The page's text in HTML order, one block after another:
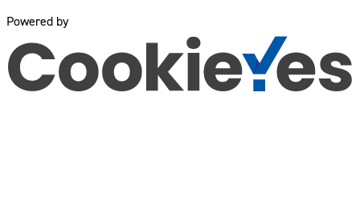
Powered by